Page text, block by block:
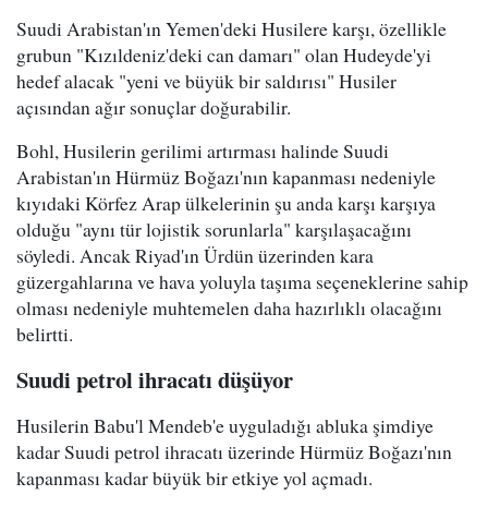
Suudi Arabistan'ın Yemen'deki Husilere karşı, özellikle
grubun "Kızıldeniz'deki can damarı" olan Hudeyde'yi
hedef alacak "yeni ve büyük bir saldırısı" Husiler
açısından ağır sonuçlar doğurabilir.
Bohl, Husilerin gerilimi artırması halinde Suudi
Arabistan'ın Hürmüz Boğazı'nın kapanması nedeniyle
kıyıdaki Körfez Arap ülkelerinin şu anda karşı karşıya
olduğu "aynı tür lojistik sorunlarla" karşılaşacağını
söyledi. Ancak Riyad'ın Ürdün üzerinden kara
güzergahlarına ve hava yoluyla taşıma seçeneklerine sahip
olması nedeniyle muhtemelen daha hazırlıklı olacağını
belirtti.
Suudi petrol ihracatı düşüyor
Husilerin Babu'l Mendeb'e uyguladığı abluka şimdiye
kadar Suudi petrol ihracatı üzerinde Hürmüz Boğazı'nın
kapanması kadar büyük bir etkiye yol açmadı.